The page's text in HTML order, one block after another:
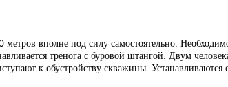
вполне под силу самостоятельно.
тренога с буровой штангой. Двум
к обустройству скважины. Устанавливаются